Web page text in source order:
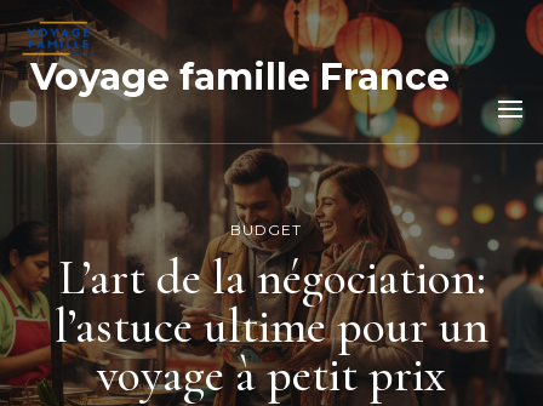
Voyage famille France
BUDGET
L’art de la négociation:
l’astuce ultime pour un
voyage à petit prix